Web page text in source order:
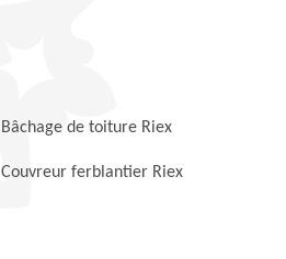
Bâchage de toiture Riex
Couvreur ferblantier Riex